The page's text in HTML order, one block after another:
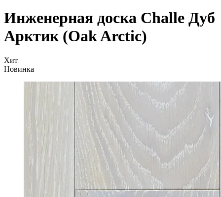
Инженерная доска Challe Дуб
Арктик (Oak Arctic)
Хит
Новинка